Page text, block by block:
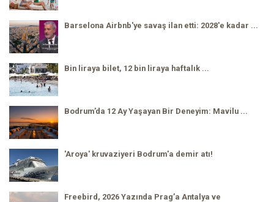
Barselona Airbnb'ye savaş ilan etti: 2028'e kadar ...
Bin liraya bilet, 12 bin liraya haftalık ...
Bodrum’da 12 Ay Yaşayan Bir Deneyim: Mavilu ...
'Aroya' kruvaziyeri Bodrum'a demir atı!
Freebird, 2026 Yazında Prag’a Antalya ve